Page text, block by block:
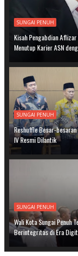
SUNGAI PENUH
Kisah Pengabdian
Menutup Karier ASN
SUNGAI PENUH
Reshuffle Besar-
IV Resmi Dilantik
SUNGAI PENUH
Wali Kota Sungai Penuh
Berintegritas di Era